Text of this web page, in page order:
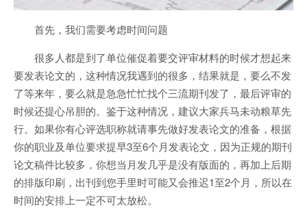
首先，我们需要考虑时间问题
很多人都是到了单位催促着要交评审材料的时候才想起来
要发表论文的，这种情况我遇到的很多，结果就是，要么不发
了等来年，要么就是急急忙忙找个三流期刊发了，最后评审的
时候还提心吊胆的。鉴于这种情况，建议大家兵马未动粮草先
行。如果你有心评选职称就请事先做好发表论文的准备，根据
你的职业及单位要求提早3至6个月发表论文，因为正规的期刊
论文稿件比较多，你想当月发几乎是没有版面的，再加上后期
的排版印刷，出刊到您手里时可能又会推迟1至2个月，所以在
时间的安排上一定不可太放松。